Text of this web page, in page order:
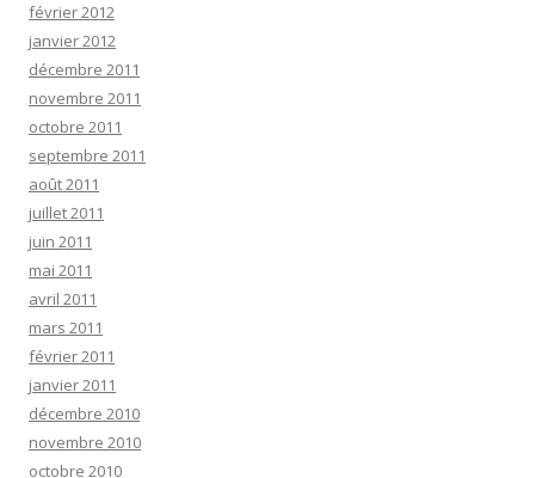
février 2012
janvier 2012
décembre 2011
novembre 2011
octobre 2011
septembre 2011
août 2011
juillet 2011
juin 2011
mai 2011
avril 2011
mars 2011
février 2011
janvier 2011
décembre 2010
novembre 2010
octobre 2010